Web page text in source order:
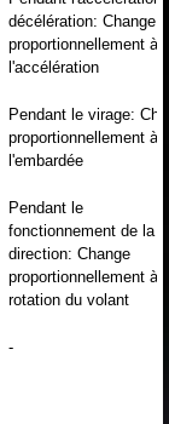
décélération: Change
proportionnellement à
l'accélération
Pendant le virage:
proportionnellement à
l'embardée
Pendant le
fonctionnement de la
direction: Change
proportionnellement à
rotation du volant
-